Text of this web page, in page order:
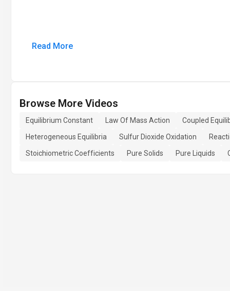
Read More
Browse More Videos
Equilibrium Constant Law Of Mass Action
Coupled
Heterogeneous Equilibria
Sulfur Dioxide Oxidation
Stoichiometric Coefficients
Pure Solids Pure Liquids